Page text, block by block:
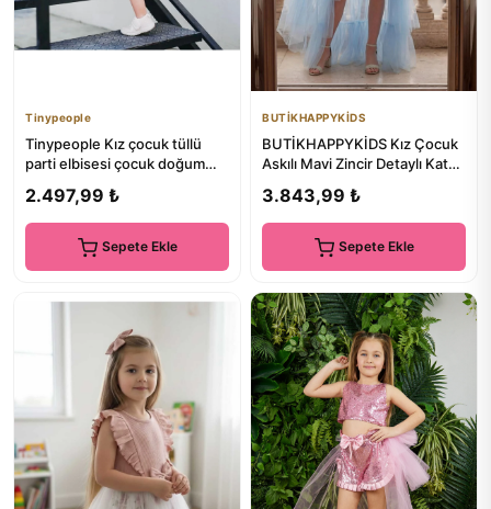
Tinypeople
Tinypeople Kız çocuk tüllü
parti elbisesi çocuk doğum
2.497,99 ₺
Sepete Ekle
BUTİKHAPPYKİDS
BUTİKHAPPYKİDS Kız Çocuk
Askılı Mavi Zincir Detaylı Kat
3.843,99 ₺
Sepete Ekle